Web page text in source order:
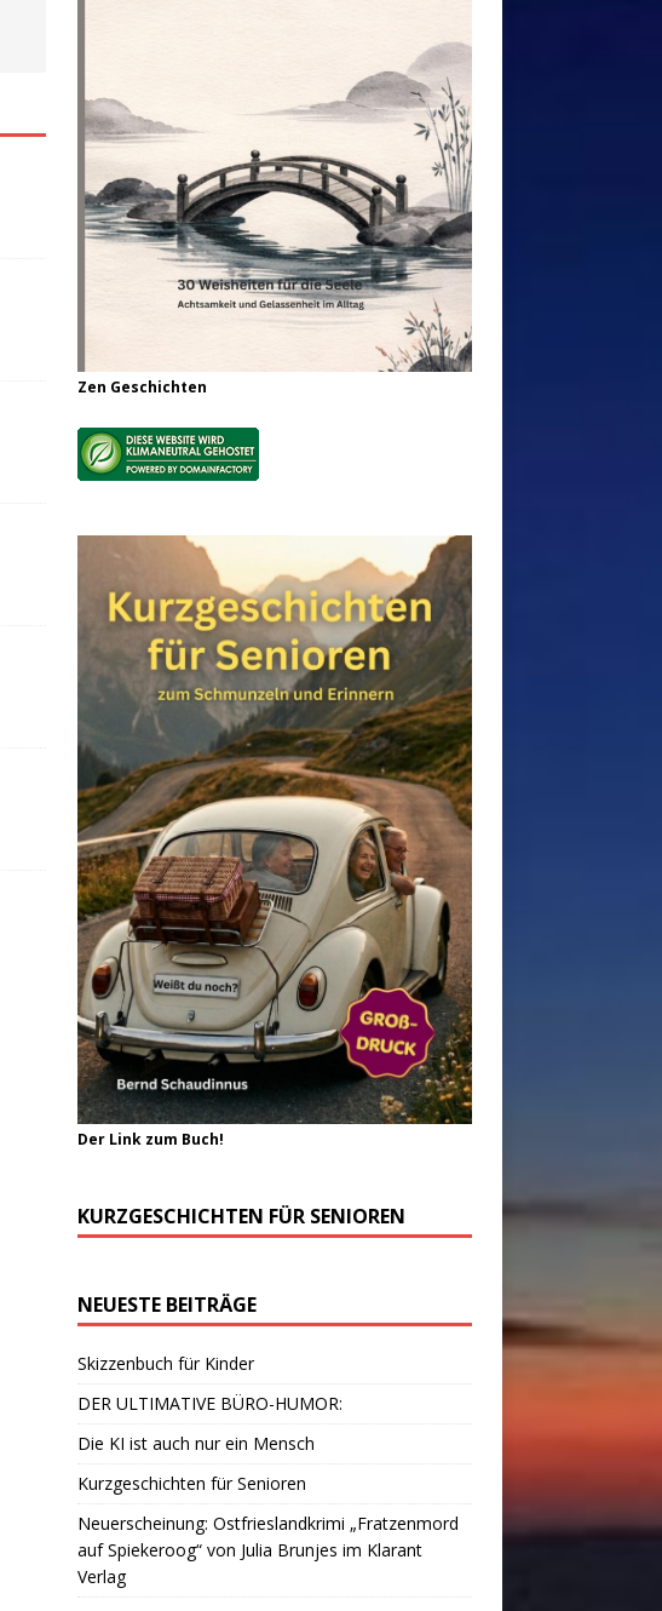
Zen Geschichten
Der Link zum Buch!
KURZGESCHICHTEN FÜR SENIOREN
NEUESTE BEITRÄGE
Skizzenbuch für Kinder
DER ULTIMATIVE BÜRO-HUMOR:
Die KI ist auch nur ein Mensch
Kurzgeschichten für Senioren
Neuerscheinung: Ostfrieslandkrimi „Fratzenmord
auf Spiekeroog“ von Julia Brunjes im Klarant
Verlag